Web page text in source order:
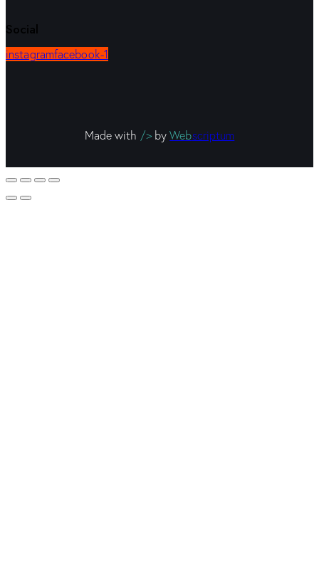
Social
instagramfacebook-1
Made with />byWebscriptum